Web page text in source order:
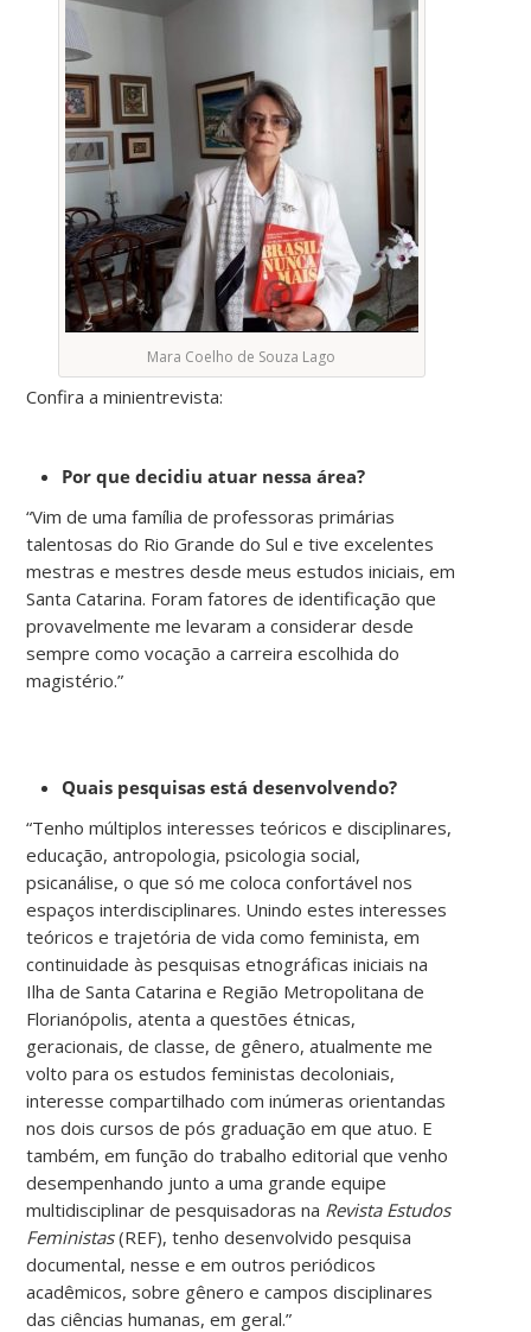
Mara Coelho de Souza Lago
Confira a minientrevista:
Por que decidiu atuar nessa área?
“Vim de uma família de professoras primárias
talentosas do Rio Grande do Sul e tive excelentes
mestras e mestres desde meus estudos iniciais, em
Santa Catarina. Foram fatores de identificação que
provavelmente me levaram a considerar desde
sempre como vocação a carreira escolhida do
magistério.”
Quais pesquisas está desenvolvendo?
“Tenho múltiplos interesses teóricos e disciplinares,
educação, antropologia, psicologia social,
psicanálise, o que só me coloca confortável nos
espaços interdisciplinares. Unindo estes interesses
teóricos e trajetória de vida como feminista, em
continuidade às pesquisas etnográficas iniciais na
Ilha de Santa Catarina e Região Metropolitana de
Florianópolis, atenta a questões étnicas,
geracionais, de classe, de gênero, atualmente me
volto para os estudos feministas decoloniais,
interesse compartilhado com inúmeras orientandas
nos dois cursos de pós graduação em que atuo. E
também, em função do trabalho editorial que venho
desempenhando junto a uma grande equipe
multidisciplinar de pesquisadoras na Revista Estudos
Feministas (REF), tenho desenvolvido pesquisa
documental, nesse e em outros periódicos
acadêmicos, sobre gênero e campos disciplinares
das ciências humanas, em geral.”